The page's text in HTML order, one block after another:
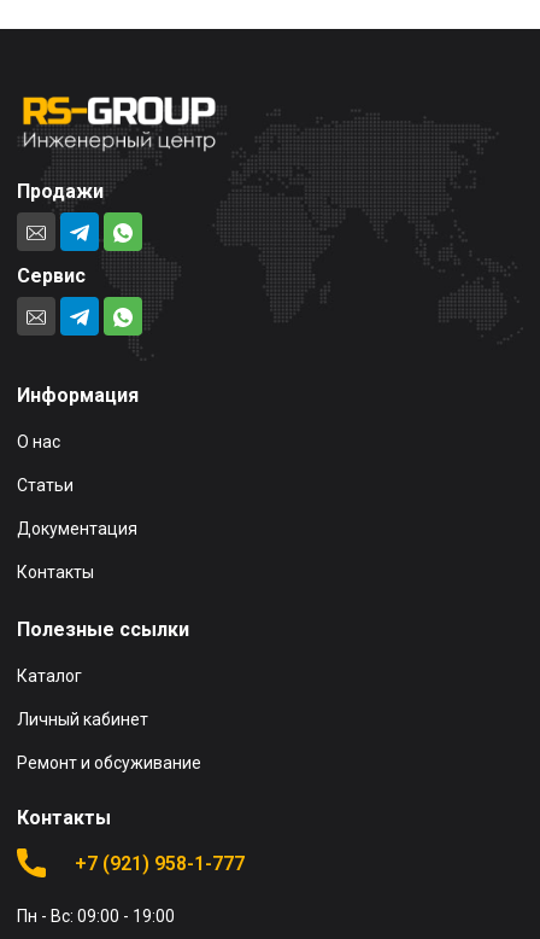
Продажи
Сервис
Информация
О нас
Статьи
Документация
Контакты
Полезные ссылки
Каталог
Личный кабинет
Ремонт и обсуживание
Контакты
+7 (921) 958-1-777
Пн - Вс: 09:00 - 19:00